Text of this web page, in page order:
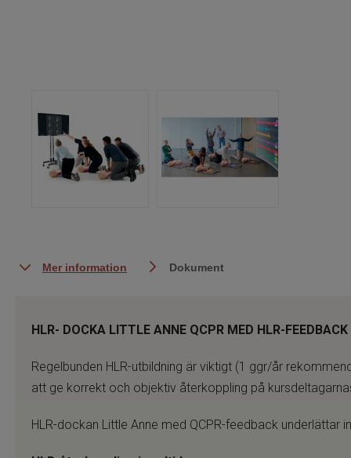
Mer information
HLR- DOCKA LITTLE ANNE QCPR MED HLR-FEEDBACK
Regelbunden HLR-utbildning är viktigt (1 ggr/år
att ge korrekt och objektiv återkoppling på
HLR-dockan Little Anne med QCPR-feedback underlättar
Dokument